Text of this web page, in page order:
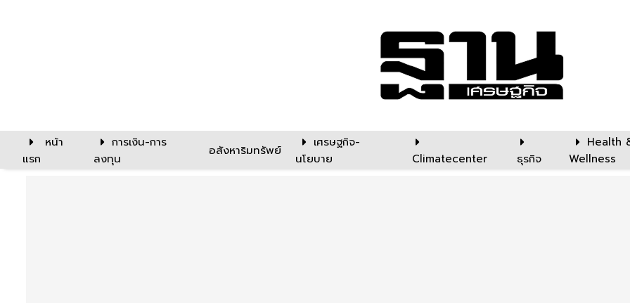
หน้า
แรก
การเงิน-การ
ลงทุน
อสังหาริมทรัพย์
เศรษฐกิจ-
นโยบาย
Climatecenter ธุรกิจ
Health
Wellness